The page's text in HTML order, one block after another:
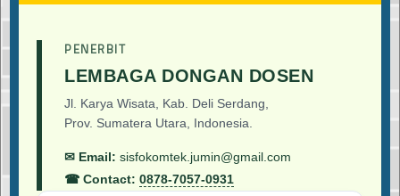
PENERBIT
LEMBAGA DONGAN DOSEN
Jl. Karya Wisata, Kab. Deli Serdang,
Prov. Sumatera Utara, Indonesia.
✉ Email: sisfokomtek.jumin@gmail.com
☎ Contact: 0878-7057-0931